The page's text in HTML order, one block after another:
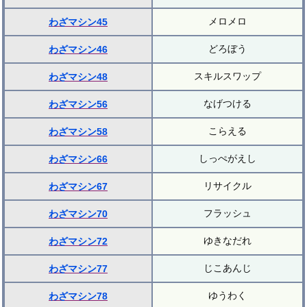
わざマシン45 メロメロ
わざマシン46 どろぼう
わざマシン48 スキルスワップ
わざマシン56 なげつける
わざマシン58 こらえる
わざマシン66 しっぺがえし
わざマシン67 リサイクル
わざマシン70 フラッシュ
わざマシン72 ゆきなだれ
わざマシン77 じこあんじ
わざマシン78 ゆうわく